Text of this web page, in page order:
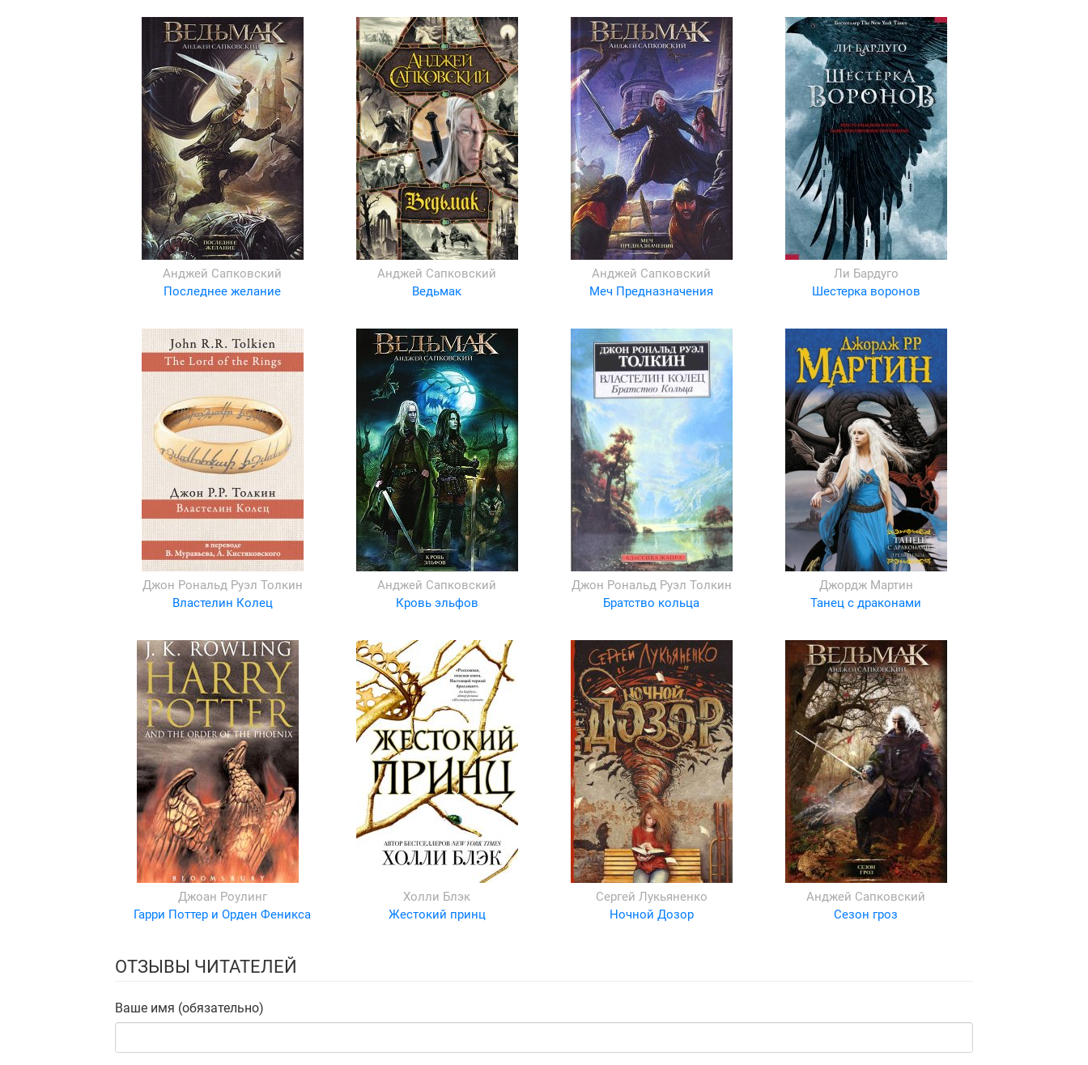
Анджей Сапковский
Последнее желание
Анджей Сапковский
Ведьмак
Анджей Сапковский
Меч Предназначения
Ли Бардуго
Шестерка воронов
Джон Рональд Руэл Толкин
Властелин Колец
Анджей Сапковский
Кровь эльфов
Джон Рональд Руэл Толкин
Братство кольца
Джордж Мартин
Танец с драконами
Джоан Роулинг
Гарри Поттер и Орден Феникса
Холли Блэк
Жестокий принц
Сергей Лукьяненко
Ночной Дозор
Анджей Сапковский
Сезон гроз
ОТЗЫВЫ ЧИТАТЕЛЕЙ
Ваше имя (обязательно)